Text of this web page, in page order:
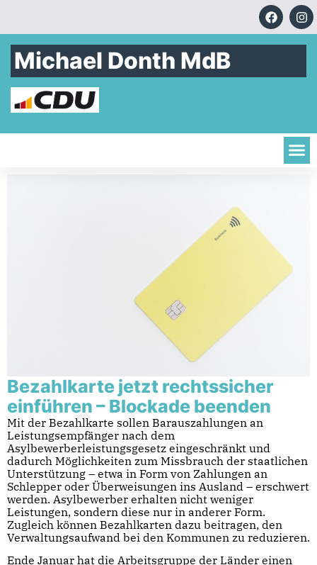
Michael Donth MdB
Bezahlkarte jetzt rechtssicher
einführen – Blockade beenden
Mit der Bezahlkarte sollen Barauszahlungen an
Leistungsempfänger nach dem
Asylbewerberleistungsgesetz eingeschränkt und
dadurch Möglichkeiten zum Missbrauch der staatlichen
Unterstützung – etwa in Form von Zahlungen an
Schlepper oder Überweisungen ins Ausland – erschwert
werden. Asylbewerber erhalten nicht weniger
Leistungen, sondern diese nur in anderer Form.
Zugleich können Bezahlkarten dazu beitragen, den
Verwaltungsaufwand bei den Kommunen zu reduzieren.
Ende Januar hat die Arbeitsgruppe der Länder einen